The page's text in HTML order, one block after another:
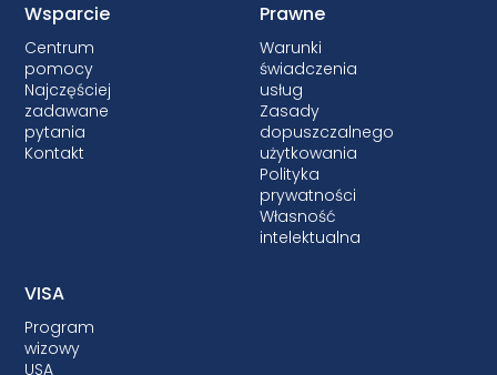
Wsparcie
Centrum
pomocy
Najczęściej
zadawane
pytania
Kontakt
Prawne
Warunki
świadczenia
usług
Zasady
dopuszczalnego
użytkowania
Polityka
prywatności
Własność
intelektualna
VISA
Program
wizowy
USA